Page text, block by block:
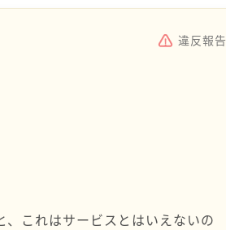
違反報告
これはサービスとはいえないの